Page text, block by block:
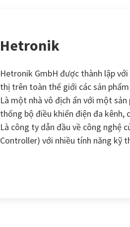
Hetronik
Hetronik GmbH được thành lập
thị trên toàn thế giới các sản
Là một nhà vô địch ẩn với một
thống bộ điều khiển điện đa kênh,
Là công ty dẫn đầu về công nghệ
Controller) với nhiều tính năng kỹ